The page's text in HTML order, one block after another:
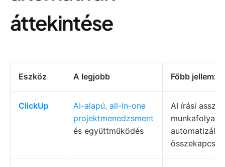
áttekintése
Eszköz A legjobb Főbb
ClickUp
AI-alapú, all-in-one
projektmenedzsment
és együttműködés
AI írási